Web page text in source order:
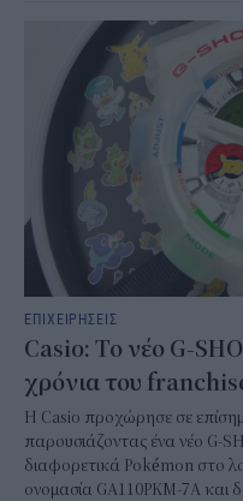
ΕΠΙΧΕΙΡΗΣΕΙΣ
Casio: Το νέο G-
χρόνια του
Η Casio προχώρησε σε
παρουσιάζοντας ένα νέο G-
διαφορετικά Pokémon στο
ονομασία GA110PKM-7A και